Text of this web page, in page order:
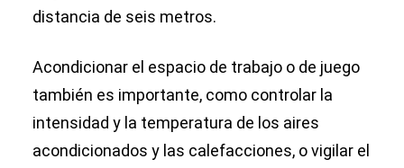
distancia de seis metros.
Acondicionar el espacio de trabajo o de juego
también es importante, como controlar la
intensidad y la temperatura de los aires
acondicionados y las calefacciones, o vigilar el